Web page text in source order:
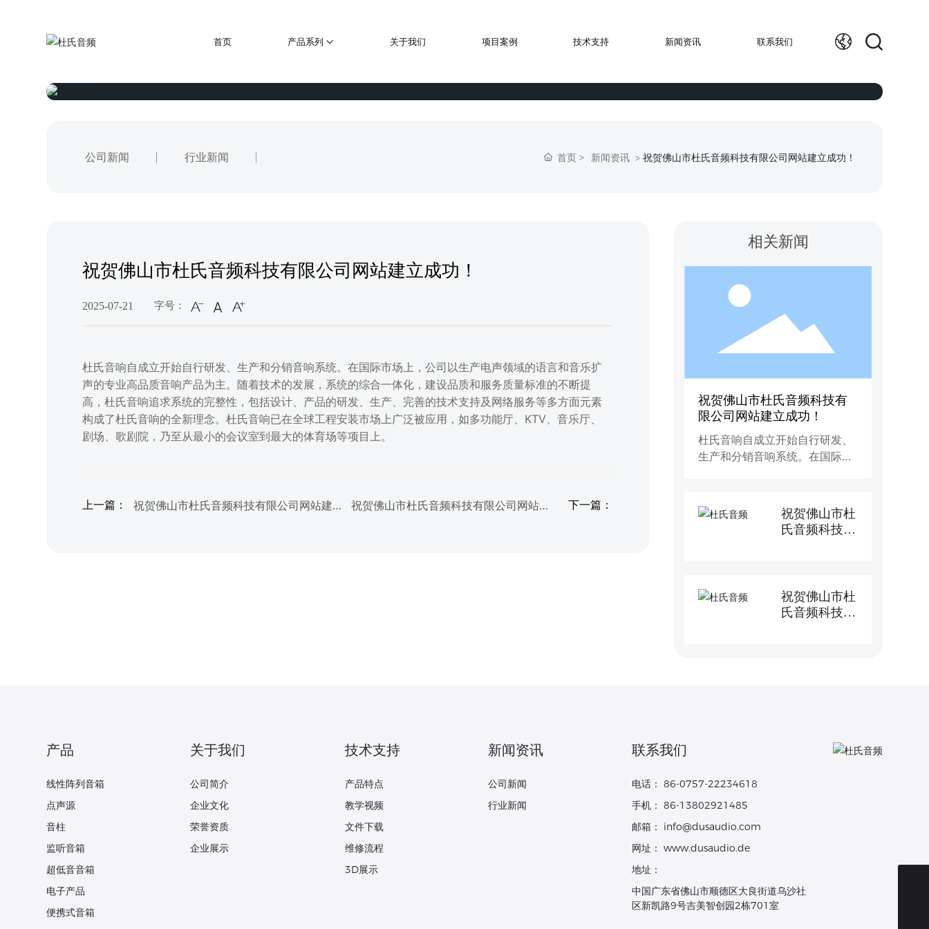
首页 产品系列 关于我们 项目案例 技术支持 新闻资讯 联系我们
公司新闻 行业新闻 首页 新闻资讯 祝贺佛山市杜氏音频科技有限公司网站建立成功！
祝贺佛山市杜氏音频科技有限公司网站建立成功！
2025-07-21 字号：
杜氏音响自成立开始自行研发、生产和分销音响系统。在国际市场上，公司以生产电声领域的语言和音乐扩
声的专业高品质音响产品为主。随着技术的发展，系统的综合一体化，建设品质和服务质量标准的不断提
高，杜氏音响追求系统的完整性，包括设计、产品的研发、生产、完善的技术支持及网络服务等多方面元素
构成了杜氏音响的全新理念。杜氏音响已在全球工程安装市场上广泛被应用，如多功能厅、KTV、音乐厅、
剧场、歌剧院，乃至从最小的会议室到最大的体育场等项目上。
上一篇：
祝贺佛山市杜氏音频科技有限公司网站建立
祝贺佛山市杜氏音频科技有限公司网站建
下一篇：
相关新闻
祝贺佛山市杜氏音频科技有
限公司网站建立成功！
杜氏音响自成立开始自行研发、
生产和分销音响系统。在国际市
产品为主。随着技术的发展，系
统的综合一体化，建设品质和服
务质量标准的不断提高，杜氏音
技术支持及网络服务等多方面元
素构成了杜氏音响的全新理念。
杜氏音响已在全球工程安装市场
祝贺佛山市杜
氏音频科技有
祝贺佛山市杜
氏音频科技有
产品
线性阵列音箱
点声源
音柱
监听音箱
超低音音箱
电子产品
便携式音箱
关于我们
公司简介
企业文化
荣誉资质
企业展示
技术支持
产品特点
教学视频
文件下载
维修流程
3D展示
新闻资讯
公司新闻
行业新闻
联系我们
电话： 86-0757-22234618
手机： 86-13802921485
邮箱：
info@dusaudio.com
网址： www.dusaudio.de
地址：
中国广东省佛山市顺德区大良街道乌沙社
区新凯路9号吉美智创园2栋701室
服务热线：